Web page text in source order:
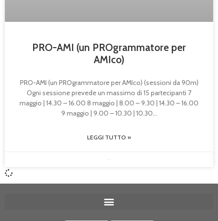
PRO-AMI (un PROgrammatore per
AMIco)
PRO-AMI (un PROgrammatore per AMIco) (sessioni da 90m)
Ogni sessione prevede un massimo di 15 partecipanti 7
maggio | 14.30 – 16.00 8 maggio | 8.00 – 9.30 | 14.30 – 16.00
9 maggio | 9.00 – 10.30 | 10.30
LEGGI TUTTO »